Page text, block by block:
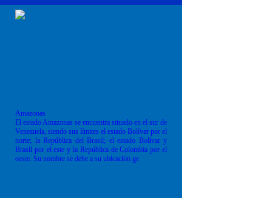
Amazonas
El estado Amazonas se encuentra situado en el sur de
Venezuela, siendo sus límites el estado Bolívar por el
norte; la República del Brasil; el estado Bolívar y
Brasil por el este y la República de Colombia por el
oeste. Su nombre se debe a su ubicación ge